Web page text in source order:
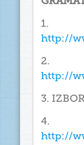
1.
http://
2.
http://
3.
4.
http://